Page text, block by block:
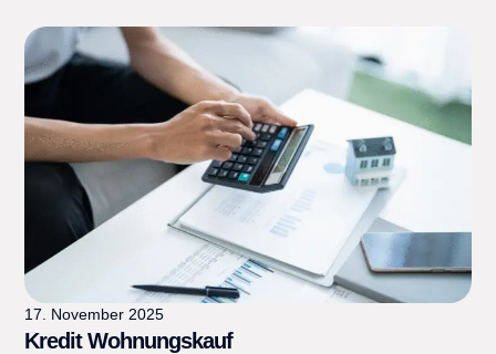
17. November 2025
Kredit Wohnungskauf